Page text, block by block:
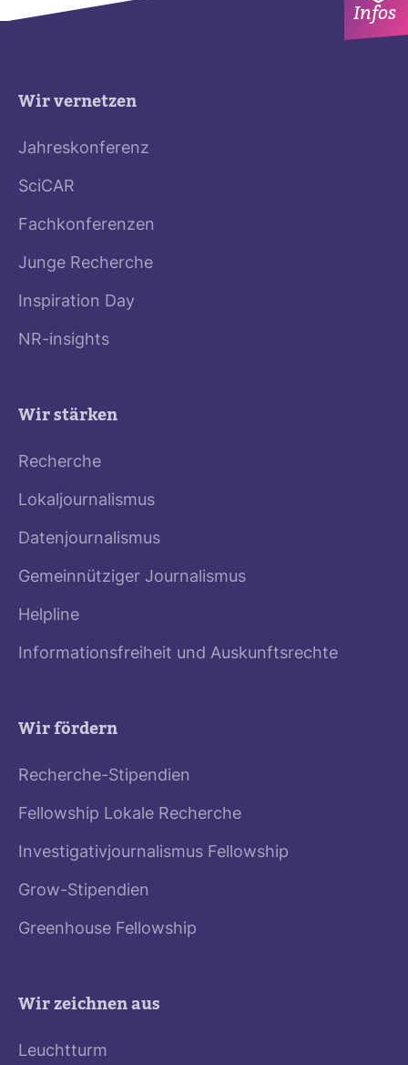
Infos
Wir vernetzen
Jahreskonferenz
SciCAR
Fachkonferenzen
Junge Recherche
Inspiration Day
NR-insights
Wir stärken
Recherche
Lokaljournalismus
Datenjournalismus
Gemeinnütziger Journalismus
Helpline
Informationsfreiheit und Auskunftsrechte
Wir fördern
Recherche-Stipendien
Fellowship Lokale Recherche
Investigativjournalismus Fellowship
Grow-Stipendien
Greenhouse Fellowship
Wir zeichnen aus
Leuchtturm